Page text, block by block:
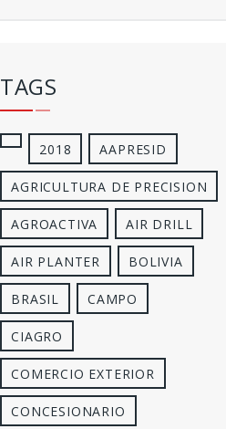
TAGS
2018 AAPRESID
AGRICULTURA DE PRECISION
AGROACTIVA AIR DRILL
AIR PLANTER BOLIVIA
BRASIL CAMPO
CIAGRO
COMERCIO EXTERIOR
CONCESIONARIO